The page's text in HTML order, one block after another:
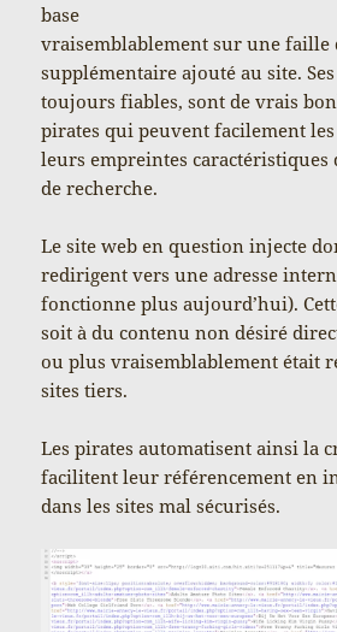
base
vraisemblablement sur une faille
supplémentaire ajouté au site.
toujours fiables, sont de vrais
pirates qui peuvent facilement
leurs empreintes
de recherche.
Le site web en question injecte
redirigent vers une adresse
fonctionne plus aujourd’hui).
soit à du contenu non désiré
ou plus vraisemblablement était
sites tiers.
Les pirates automatisent ainsi la
facilitent leur référencement en
dans les sites mal sécurisés.